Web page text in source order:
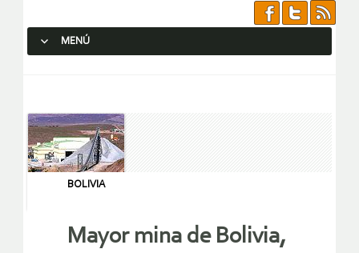
MENÚ
BOLIVIA
Mayor mina de Bolivia,